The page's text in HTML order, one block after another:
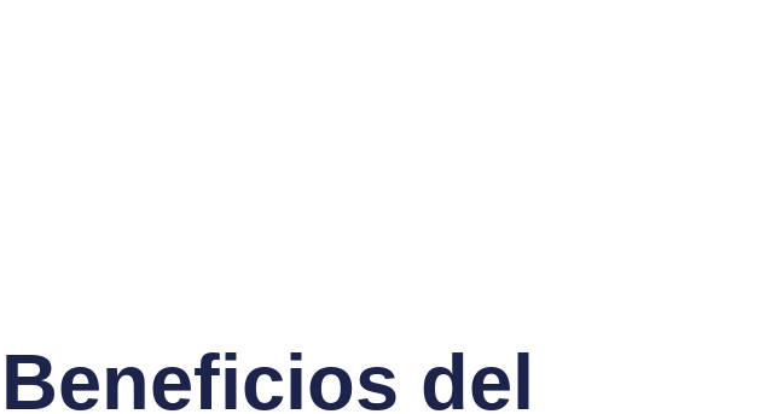
Beneficios del